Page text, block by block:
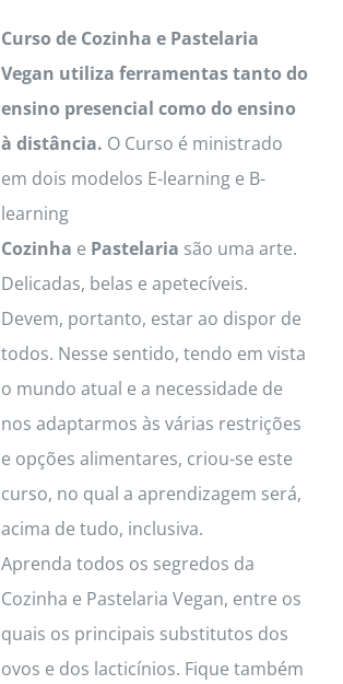
options
may
be
chosen
on
product
page
Curso de Cozinha e Pastelaria
Vegan utiliza ferramentas tanto do
ensino presencial como do ensino
à distância. O Curso é ministrado
em dois modelos E-learning e B-
learning
Cozinha e Pastelaria são uma arte.
Delicadas, belas e apetecíveis.
Devem, portanto, estar ao dispor de
todos. Nesse sentido, tendo em vista
o mundo atual e a necessidade de
nos adaptarmos às várias restrições
e opções alimentares, criou-se este
curso, no qual a aprendizagem será,
acima de tudo, inclusiva.
Aprenda todos os segredos da
Cozinha e Pastelaria Vegan, entre os
quais os principais substitutos dos
ovos e dos lacticínios. Fique também